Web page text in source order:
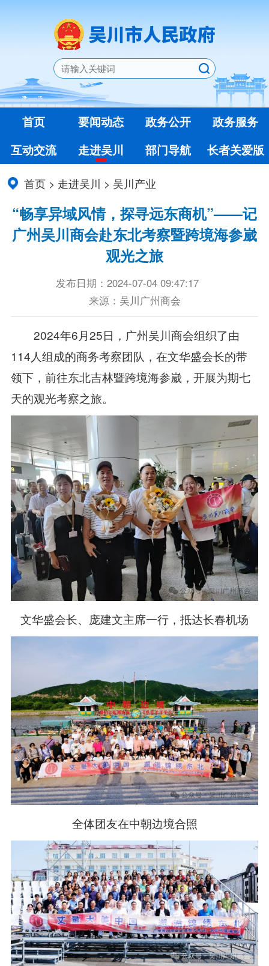
首页 要闻动态 政务公开
政务服务
互动交流
走进吴川 部门导航 长者关爱版
首页 > 走进吴川 > 吴川产业
“畅享异域风情，探寻远东商机”——记
广州吴川商会赴东北考察暨跨境海参崴
观光之旅
发布日期：2024-07-04 09:47:17
来源：吴川广州商会
2024年6月25日，广州吴川商会组织了由
114人组成的商务考察团队，在文华盛会长的带
领下，前往东北吉林暨跨境海参崴，开展为期七
天的观光考察之旅。
文华盛会长、庞建文主席一行，抵达长春机场
全体团友在中朝边境合照